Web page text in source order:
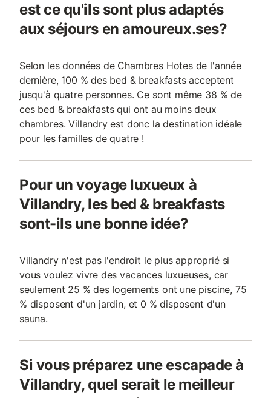
est ce qu'ils sont plus adaptés
aux séjours en amoureux.ses?
Selon les données de Chambres Hotes de l'année
dernière, 100 % des bed & breakfasts acceptent
jusqu'à quatre personnes. Ce sont même 38 % de
ces bed & breakfasts qui ont au moins deux
chambres. Villandry est donc la destination idéale
pour les familles de quatre !
Pour un voyage luxueux à
Villandry, les bed & breakfasts
sont-ils une bonne idée?
Villandry n'est pas l'endroit le plus approprié si
vous voulez vivre des vacances luxueuses, car
seulement 25 % des logements ont une piscine, 75
% disposent d'un jardin, et 0 % disposent d'un
sauna.
Si vous préparez une escapade à
Villandry, quel serait le meilleur